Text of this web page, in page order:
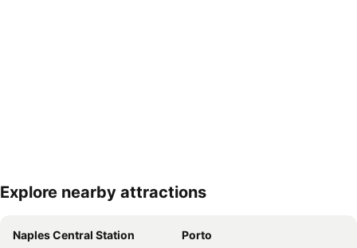
地図を拡大
Explore nearby attractions
Naples Central Station
Porto